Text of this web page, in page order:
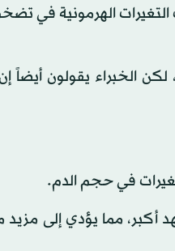
الهرمونية في
الخبراء يقولون أيضاً
في حجم الدم.
مما يؤدي إلى مزيد